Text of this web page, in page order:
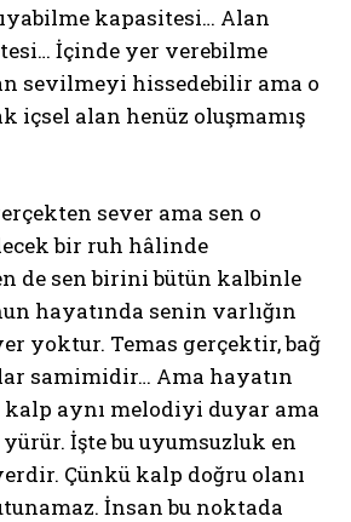
kapasitesi… Alan
İçinde yer verebilme
sevilmeyi hissedebilir ama o
içsel alan henüz oluşmamış
sever ama sen o
bir ruh hâlinde
de sen birini bütün kalbinle
hayatında senin varlığın
yoktur. Temas gerçektir, bağ
samimidir… Ama hayatın
aynı melodiyi duyar ama
İşte bu uyumsuzluk en
Çünkü kalp doğru olanı
İnsan bu noktada